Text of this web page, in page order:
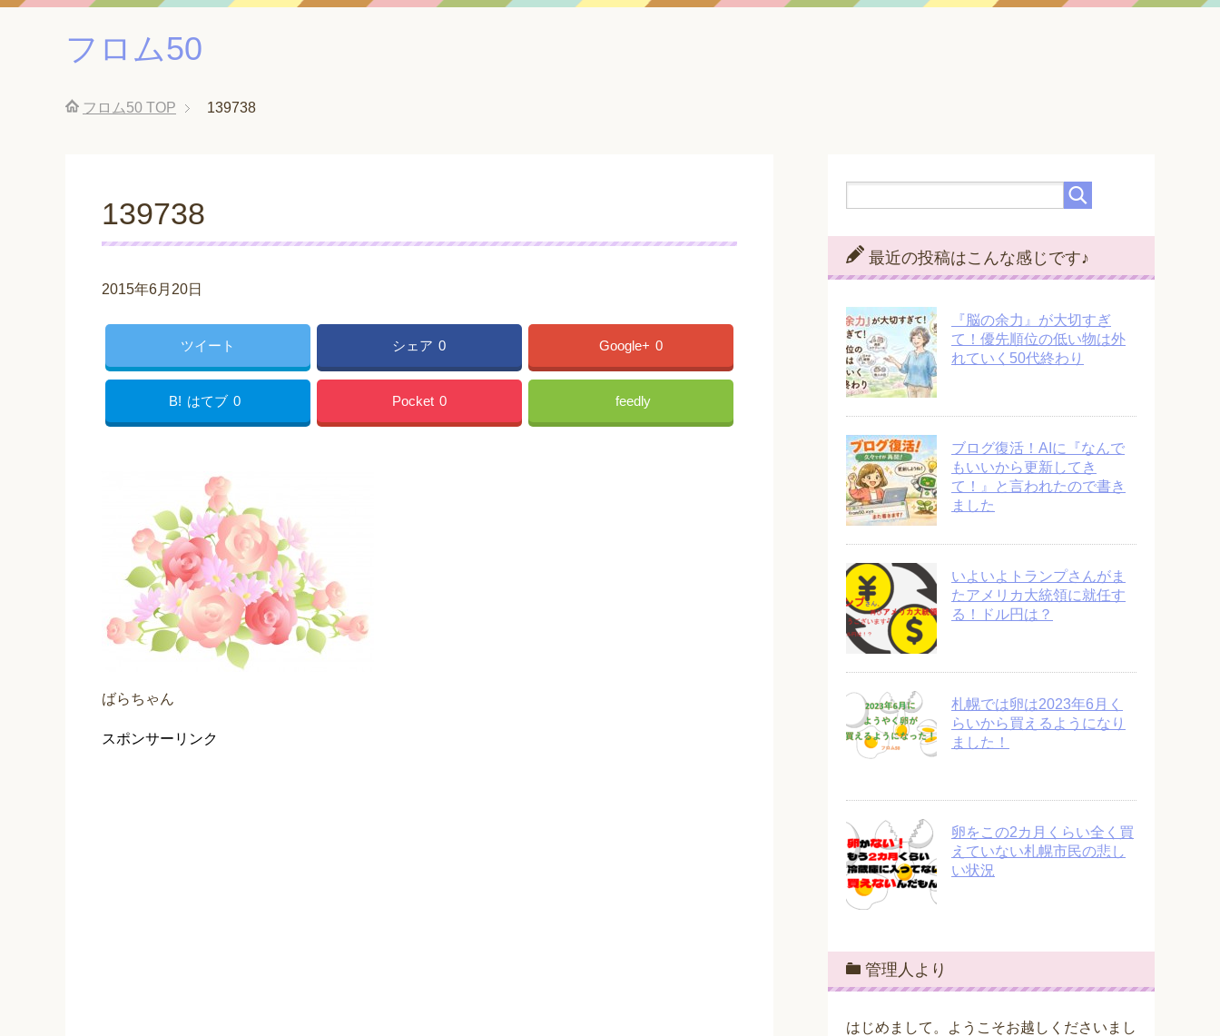
フロム50
フロム50 TOP 139738
139738
2015年6月20日
ツイート シェア 0 Google+ 0
B! はてブ 0 Pocket 0 feedly
ばらちゃん
スポンサーリンク
最近の投稿はこんな感じです♪
『脳の余力』が大切すぎ
て！優先順位の低い物は外
れていく50代終わり
ブログ復活！AIに『なんで
もいいから更新してき
て！』と言われたので書き
ました
いよいよトランプさんがま
たアメリカ大統領に就任す
る！ドル円は？
札幌では卵は2023年6月く
らいから買えるようになり
ました！
卵をこの2カ月くらい全く買
えていない札幌市民の悲し
い状況
管理人より
はじめまして。ようこそお越しくださいまし